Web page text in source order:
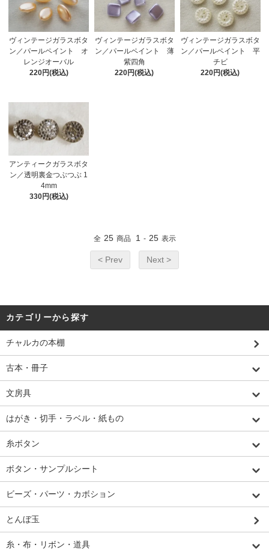
ヴィンテージガラスボタ
ン／パールペイント オ
レンジオーバル
220円(税込)
ヴィンテージガラスボタ
ン／パールペイント 薄
紫四角
220円(税込)
ヴィンテージガラスボタ
ン／パールペイント 平
チビ
220円(税込)
アンティークガラスボタ
ン／透明裏金つぶつぶ 1
4mm
330円(税込)
全 25 商品 1 - 25 表示
< Prev Next >
カテゴリーから探す
チャルカの本棚
古本・冊子
文房具
はがき・切手・ラベル・紙もの
糸ボタン
ボタン・サンプルシート
ビーズ・パーツ・カボション
とんぼ玉
糸・布・リボン・道具